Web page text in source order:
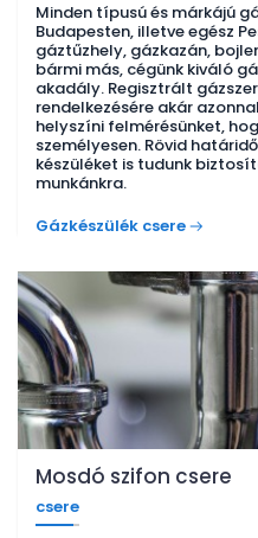
Minden típusú és márkájú
Budapesten, illetve egész
gáztűzhely, gázkazán,
bármi más, cégünk kiváló
akadály. Regisztrált
rendelkezésére akár
helyszíni felmérésünket,
személyesen. Rövid
készüléket is tudunk
munkánkra.
Gázkészülék csere
Mosdó szifon csere
csere